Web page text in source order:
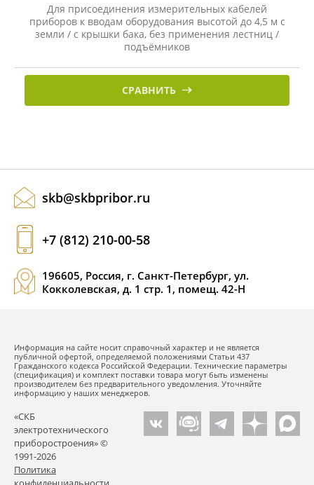
Для присоединения измерительных кабелей
приборов к вводам оборудования высотой до 4,5 м с
земли / с крышки бака, без применения лестниц /
подъёмников
СРАВНИТЬ
skb@skbpribor.ru
+7 (812) 210-00-58
196605, Россия, г. Санкт-Петербург, ул.
Кокколевская, д. 1 стр. 1, помещ. 42-Н
Информация на сайте носит справочный характер и не является
публичной офертой, определяемой положениями Статьи 437
Гражданского кодекса Российской Федерации. Технические параметры
(спецификация) и комплект поставки товара могут быть изменены
производителем без предварительного уведомления. Уточняйте
информацию у наших менеджеров.
«СКБ
электротехнического
приборостроения» ©
1991-2026
Политика